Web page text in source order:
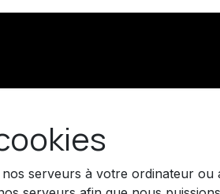
serveurs à votre ordinateur